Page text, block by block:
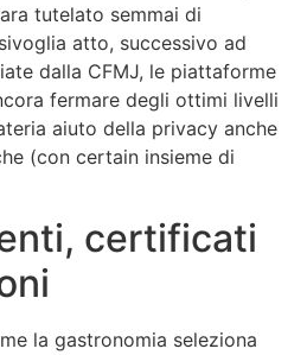
tutelato semmai di
atto, successivo ad
dalla CFMJ, le piattaforme
fermare degli ottimi livelli
aiuto della privacy anche
(con certain insieme di
certificati
la gastronomia seleziona